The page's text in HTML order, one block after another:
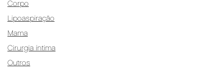
Corpo
Lipoaspiração
Mama
Cirurgia íntima
Outros